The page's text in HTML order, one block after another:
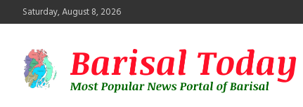
to
Saturday, August 8, 2026